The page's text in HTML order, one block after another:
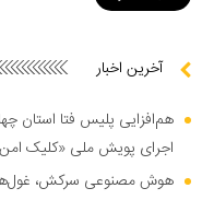
آخرین اخبار
هم‌افزایی پلیس فتا استان
اجرای پویش ملی «کلیک
هوش مصنوعی سرکش،